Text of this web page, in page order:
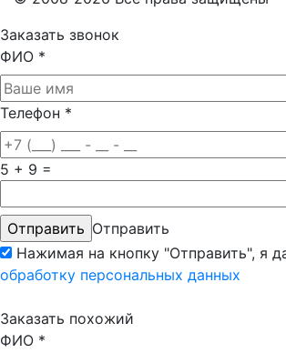
Заказать звонок
ФИО *
Телефон *
5 + 9 =
Отправить
Нажимая на кнопку "Отправить", я
обработку персональных данных
Заказать похожий
ФИО *